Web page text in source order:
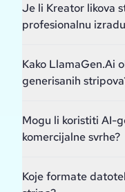
Je li Kreator likova
profesionalnu
Kako LlamaGen.Ai
generisanih
Mogu li koristiti AI-
komercijalne svrhe?
Koje formate